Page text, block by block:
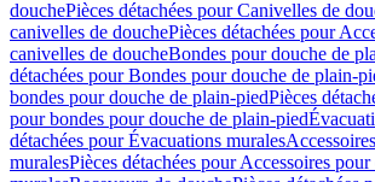
douchePièces détachées pour Canivelles de
canivelles de douchePièces détachées pour
canivelles de doucheBondes pour douche de
détachées pour Bondes pour douche de plain-
bondes pour douche de plain-piedPièces
pour bondes pour douche de plain-pied
détachées pour Évacuations murales
muralesPièces détachées pour Accessoires